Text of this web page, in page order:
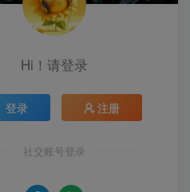
Hi！请登录
登录 注册
社交账号登录